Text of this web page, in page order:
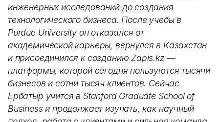
инженерных исследований до создания
технологического бизнеса. После учебы в
Purdue University он отказался от
академической карьеры, вернулся в Казахстан
и присоединился к созданию Zapis.kz —
платформы, которой сегодня пользуются тысячи
бизнесов и сотни тысяч клиентов. Сейчас
Ербатыр учится в Stanford Graduate School of
Business и продолжает изучать, как научный